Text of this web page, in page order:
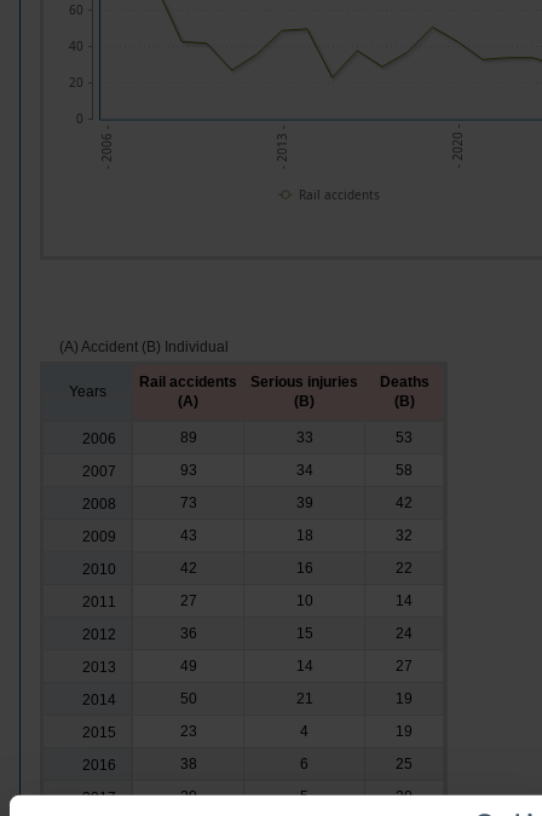
- 2006 - - 2013 - - 2020 -
0
20
40
60
Rail accidents
(A) Accident (B) Individual
Years
Rail accidents
(A)
Serious injuries
(B)
Deaths
(B)
2006 89 33
53
2007
93 34
58
2008
73 39
42
2009
43 18
32
2010
42 16
22
2011
27 10
14
2012
36 15
24
2013
49 14
27
2014
50 21
19
2015
23 4
19
2016
38 6
25
2017
29 5
20